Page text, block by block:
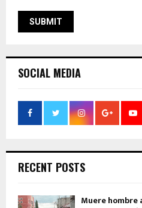
SOCIAL MEDIA
RECENT POSTS
Muere